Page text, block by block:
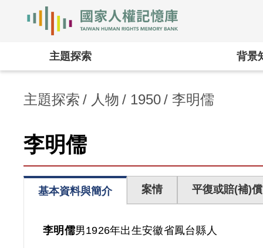
主題探索 背景
主題探索 人物 1950 李明儒
李明儒
基本資料與簡介 案情 平復或賠(補)償
李明儒男1926年出生安徽省鳳台縣人